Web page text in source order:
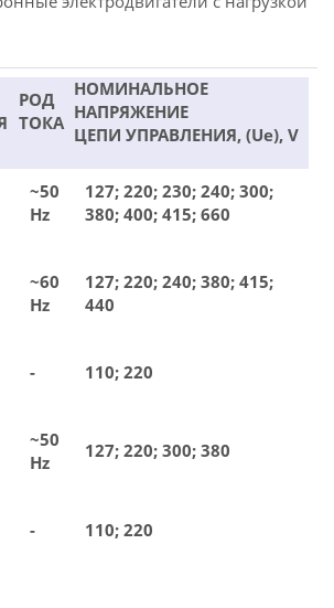
РОД
ТОКА
НОМИНАЛЬНОЕ
НАПРЯЖЕНИЕ
ЦЕПИ УПРАВЛЕНИЯ, (Ue), V
~50
Hz
127; 220; 230; 240; 300;
380; 400; 415; 660
~60
Hz
127; 220; 240; 380; 415;
440
- 110; 220
~50
Hz
127; 220; 300; 380
- 110; 220